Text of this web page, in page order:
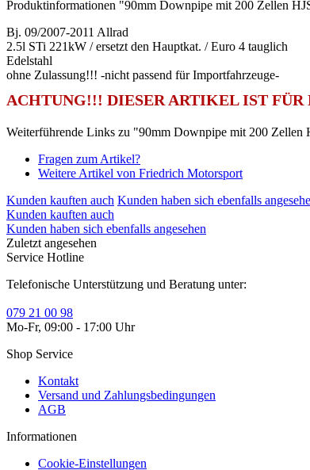
Produktinformationen "90mm Downpipe mit 200 Zellen
Bj. 09/2007-2011 Allrad
2.5l STi 221kW / ersetzt den Hauptkat. / Euro 4 tauglich
Edelstahl
ohne Zulassung!!! -nicht passend für Importfahrzeuge-
ACHTUNG!!! DIESER ARTIKEL IST
Weiterführende Links zu "90mm Downpipe mit 200
Fragen zum Artikel?
Weitere Artikel von Friedrich Motorsport
Kunden kauften auch Kunden haben sich ebenfalls
Kunden kauften auch
Kunden haben sich ebenfalls angesehen
Zuletzt angesehen
Service Hotline
Telefonische Unterstützung und Beratung unter:
079 21 00 98
Mo-Fr, 09:00 - 17:00 Uhr
Shop Service
Kontakt
Versand und Zahlungsbedingungen
AGB
Informationen
Cookie-Einstellungen